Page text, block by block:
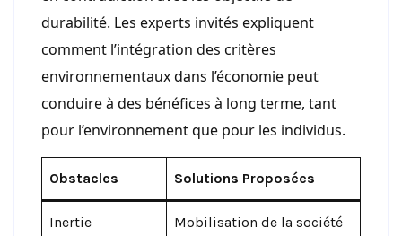
durabilité. Les experts invités expliquent
comment l’intégration des critères
environnementaux dans l’économie peut
conduire à des bénéfices à long terme, tant
pour l’environnement que pour les individus.
Obstacles Solutions Proposées
Inertie
Mobilisation de la société